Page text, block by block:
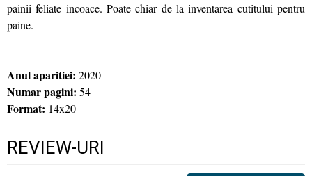
painii feliate incoace. Poate chiar de la inventarea cutitului pentru
paine.
Anul aparitiei: 2020
Numar pagini: 54
Format: 14x20
REVIEW-URI